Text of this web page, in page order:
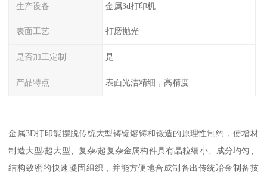
生产设备 金属3d打印机
表面工艺 打磨抛光
是否加工定制 是
产品特点 表面光洁精细，高精度
金属3D打印能摆脱传统大型铸锭熔铸和锻造的原理性制约，使增材
制造大型/超大型、复杂/超复杂金属构件具有晶粒细小、成分均匀、
结构致密的快速凝固组织，并能方便地合成制备出传统冶金制备技